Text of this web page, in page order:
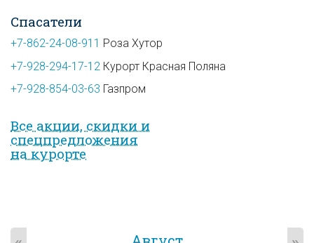
Спасатели
+7-862-24-08-911 Роза Хутор
+7-928-294-17-12 Курорт Красная Поляна
+7-928-854-03-63 Газпром
Все акции, скидки и
спец­предложе­ния
на курорте